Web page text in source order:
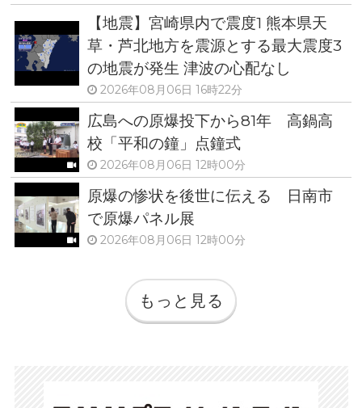
【地震】宮崎県内で震度1 熊本県天
草・芦北地方を震源とする最大震度3
の地震が発生 津波の心配なし
2026年08月06日 16時22分
広島への原爆投下から81年 高鍋高
校「平和の鐘」点鐘式
2026年08月06日 12時00分
原爆の惨状を後世に伝える 日南市
で原爆パネル展
2026年08月06日 12時00分
もっと見る